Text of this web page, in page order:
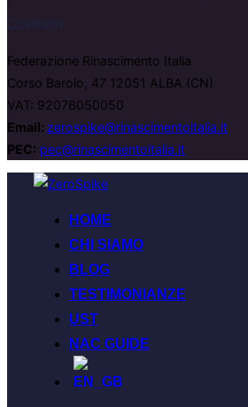
Federazione Rinascimento Italia
Corso Barolo, 47 12051 ALBA (CN)
VAT: 92076050050
Email: zerospike@rinascimentoitalia.it
PEC: pec@rinascimentoitalia.it
HOME
CHI SIAMO
BLOG
TESTIMONIANZE
UST
NAC GUIDE